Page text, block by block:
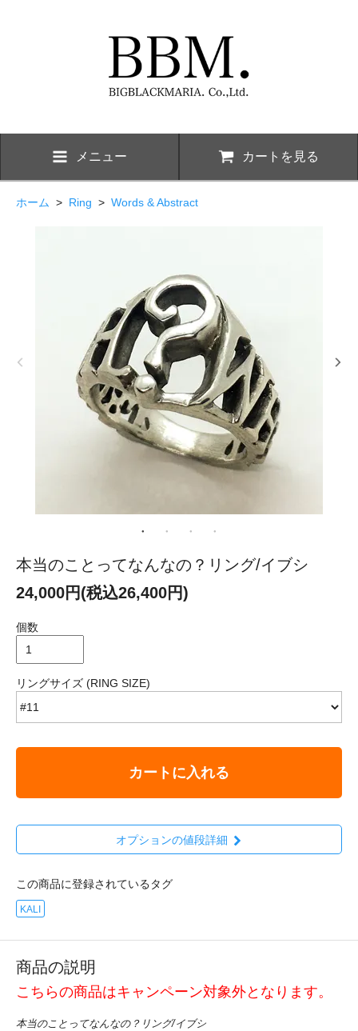
メニュー カートを見る
ホーム > Ring > Words & Abstract
本当のことってなんなの？リング/イブシ
24,000円(税込26,400円)
個数
リングサイズ (RING SIZE)
カートに入れる
オプションの値段詳細
この商品に登録されているタグ
KALI
商品の説明
こちらの商品はキャンペーン対象外となります。
本当のことってなんなの？リング/イブシ